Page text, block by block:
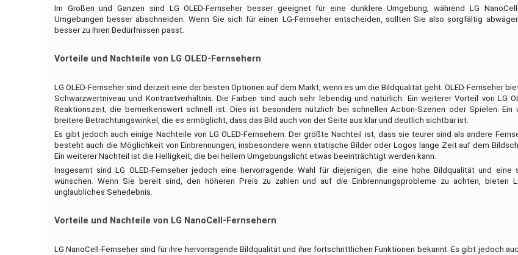
Im Großen und Ganzen sind LG OLED-Fernseher besser geeignet für eine dunklere Umgebung, während LG
Umgebungen besser abschneiden. Wenn Sie sich für einen LG-Fernseher entscheiden, sollten Sie also sorgfältig
besser zu Ihren Bedürfnissen passt.
Vorteile und Nachteile von LG OLED-Fernsehern
LG OLED-Fernseher sind derzeit eine der besten Optionen auf dem Markt, wenn es um die Bildqualität geht. OLED-Fernseher
Schwarzwertniveau und Kontrastverhältnis. Die Farben sind auch sehr lebendig und natürlich. Ein weiterer Vorteil von LG
Reaktionszeit, die bemerkenswert schnell ist. Dies ist besonders nützlich bei schnellen Action-Szenen oder Spielen.
breitere Betrachtungswinkel, die es ermöglicht, dass das Bild auch von der Seite aus klar und deutlich sichtbar ist.
Es gibt jedoch auch einige Nachteile von LG OLED-Fernsehern. Der größte Nachteil ist, dass sie teurer sind als andere
besteht auch die Möglichkeit von Einbrennungen, insbesondere wenn statische Bilder oder Logos lange Zeit auf dem
Ein weiterer Nachteil ist die Helligkeit, die bei hellem Umgebungslicht etwas beeinträchtigt werden kann.
Insgesamt sind LG OLED-Fernseher jedoch eine hervorragende Wahl für diejenigen, die eine hohe Bildqualität und eine
wünschen. Wenn Sie bereit sind, den höheren Preis zu zahlen und auf die Einbrennungsprobleme zu achten, bieten
unglaubliches Seherlebnis.
Vorteile und Nachteile von LG NanoCell-Fernsehern
LG NanoCell-Fernseher sind für ihre hervorragende Bildqualität und ihre fortschrittlichen Funktionen bekannt. Es gibt jedoch